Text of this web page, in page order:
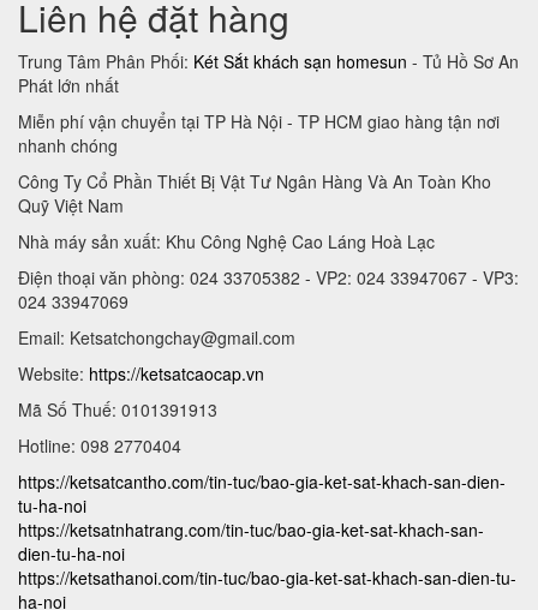
Liên hệ đặt hàng
Trung Tâm Phân Phối: Két Sắt khách sạn homesun - Tủ Hồ Sơ An
Phát lớn nhất
Miễn phí vận chuyển tại TP Hà Nội - TP HCM giao hàng tận nơi
nhanh chóng
Công Ty Cổ Phần Thiết Bị Vật Tư Ngân Hàng Và An Toàn Kho
Quỹ Việt Nam
Nhà máy sản xuất: Khu Công Nghệ Cao Láng Hoà Lạc
Điện thoại văn phòng: 024 33705382 - VP2: 024 33947067 - VP3:
024 33947069
Email: Ketsatchongchay@gmail.com
Website: https://ketsatcaocap.vn
Mã Số Thuế: 0101391913
Hotline: 098 2770404
https://ketsatcantho.com/tin-tuc/bao-gia-ket-sat-khach-san-dien-
tu-ha-noi
https://ketsatnhatrang.com/tin-tuc/bao-gia-ket-sat-khach-san-
dien-tu-ha-noi
https://ketsathanoi.com/tin-tuc/bao-gia-ket-sat-khach-san-dien-tu-
ha-noi